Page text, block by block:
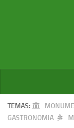
Inicio
Galería de fotos
TEMAS:
GASTRONOMIA